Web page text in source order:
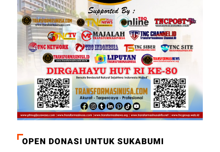
OPEN DONASI UNTUK SUKABUMI